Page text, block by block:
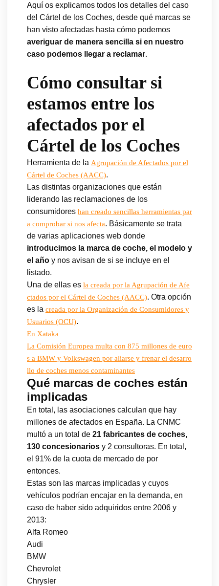
Aquí os explicamos todos los detalles del caso
del Cártel de los Coches, desde qué marcas se
han visto afectadas hasta cómo podemos
averiguar de manera sencilla si en nuestro
caso podemos llegar a reclamar.
Cómo consultar si
estamos entre los
afectados por el
Cártel de los Coches
Herramienta de la Agrupación de Afectados por el
Cártel de Coches (AACC).
Las distintas organizaciones que están
liderando las reclamaciones de los
consumidores han creado sencillas herramientas par
a comprobar si nos afecta. Básicamente se trata
de varias aplicaciones web donde
introducimos la marca de coche, el modelo y
el año y nos avisan de si se incluye en el
listado.
Una de ellas es la creada por la Agrupación de Afe
ctados por el Cártel de Coches (AACC). Otra opción
es la creada por la Organización de Consumidores y
Usuarios (OCU).
En Xataka
La Comisión Europea multa con 875 millones de euro
s a BMW y Volkswagen por aliarse y frenar el desarro
llo de coches menos contaminantes
Qué marcas de coches están
implicadas
En total, las asociaciones calculan que hay
millones de afectados en España. La CNMC
multó a un total de 21 fabricantes de coches,
130 concesionarios y 2 consultoras. En total,
el 91% de la cuota de mercado de por
entonces.
Estas son las marcas implicadas y cuyos
vehículos podrían encajar en la demanda, en
caso de haber sido adquiridos entre 2006 y
2013:
Alfa Romeo
Audi
BMW
Chevrolet
Chrysler